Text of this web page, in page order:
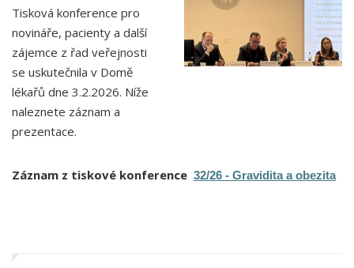
Tisková konference pro
novináře, pacienty a další
zájemce z řad veřejnosti
se uskutečnila v Domě
lékařů dne 3.2.2026. Níže
naleznete záznam a
prezentace.
Záznam z tiskové konference 32/26 - Gravidita a obezita